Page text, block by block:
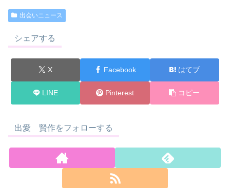
出会いニュース
シェアする
X Facebook はてブ
LINE Pinterest コピー
出愛 賢作をフォローする